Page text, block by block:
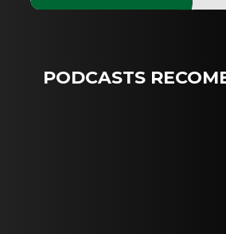
PODCASTS